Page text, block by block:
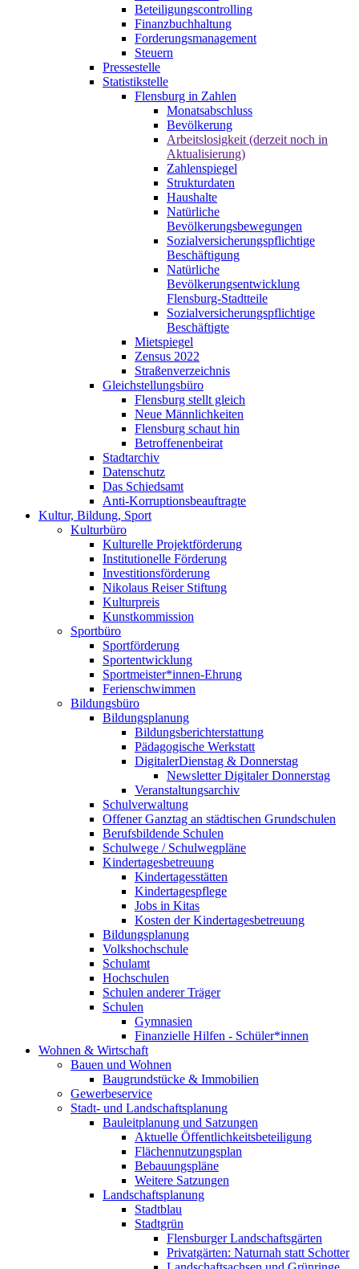
Beteiligungscontrolling
Finanzbuchhaltung
Forderungsmanagement
Steuern
Pressestelle
Statistikstelle
Flensburg in Zahlen
Monatsabschluss
Bevölkerung
Arbeitslosigkeit (derzeit noch in
Aktualisierung)
Zahlenspiegel
Strukturdaten
Haushalte
Natürliche
Bevölkerungsbewegungen
Sozialversicherungspflichtige
Beschäftigung
Natürliche
Bevölkerungsentwicklung
Flensburg-Stadtteile
Sozialversicherungspflichtige
Beschäftigte
Mietspiegel
Zensus 2022
Straßenverzeichnis
Gleichstellungsbüro
Flensburg stellt gleich
Neue Männlichkeiten
Flensburg schaut hin
Betroffenenbeirat
Stadtarchiv
Datenschutz
Das Schiedsamt
Anti-Korruptionsbeauftragte
Kultur, Bildung, Sport
Kulturbüro
Kulturelle Projektförderung
Institutionelle Förderung
Investitionsförderung
Nikolaus Reiser Stiftung
Kulturpreis
Kunstkommission
Sportbüro
Sportförderung
Sportentwicklung
Sportmeister*innen-Ehrung
Ferienschwimmen
Bildungsbüro
Bildungsplanung
Bildungsberichterstattung
Pädagogische Werkstatt
DigitalerDienstag & Donnerstag
Newsletter Digitaler Donnerstag
Veranstaltungsarchiv
Schulverwaltung
Offener Ganztag an städtischen Grundschulen
Berufsbildende Schulen
Schulwege / Schulwegpläne
Kindertagesbetreuung
Kindertagesstätten
Kindertagespflege
Jobs in Kitas
Kosten der Kindertagesbetreuung
Bildungsplanung
Volkshochschule
Schulamt
Hochschulen
Schulen anderer Träger
Schulen
Gymnasien
Finanzielle Hilfen - Schüler*innen
Wohnen & Wirtschaft
Bauen und Wohnen
Baugrundstücke & Immobilien
Gewerbeservice
Stadt- und Landschaftsplanung
Bauleitplanung und Satzungen
Aktuelle Öffentlichkeitsbeteiligung
Flächennutzungsplan
Bebauungspläne
Weitere Satzungen
Landschaftsplanung
Stadtblau
Stadtgrün
Flensburger Landschaftsgärten
Privatgärten: Naturnah statt Schotter